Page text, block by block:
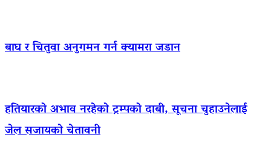
बाघ र चितुवा अनुगमन गर्न क्यामरा जडान
हतियारको अभाव नरहेको ट्रम्पको दाबी, सूचना चुहाउनेलाई
जेल सजायको चेतावनी